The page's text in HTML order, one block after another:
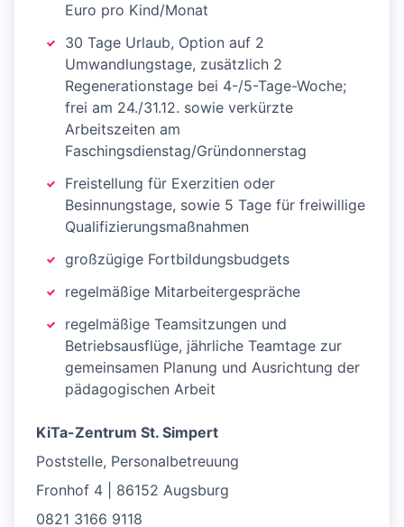
Euro pro Kind/Monat
30 Tage Urlaub, Option auf 2
Umwandlungstage, zusätzlich 2
Regenerationstage bei 4-/5-Tage-Woche;
frei am 24./31.12. sowie verkürzte
Arbeitszeiten am
Faschingsdienstag/Gründonnerstag
Freistellung für Exerzitien oder
Besinnungstage, sowie 5 Tage für freiwillige
Qualifizierungsmaßnahmen
großzügige Fortbildungsbudgets
regelmäßige Mitarbeitergespräche
regelmäßige Teamsitzungen und
Betriebsausflüge, jährliche Teamtage zur
gemeinsamen Planung und Ausrichtung der
pädagogischen Arbeit
KiTa-Zentrum St. Simpert
Poststelle, Personalbetreuung
Fronhof 4 | 86152 Augsburg
0821 3166 9118